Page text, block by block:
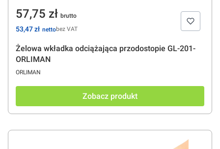
Żelowa wkładka odciążająca przodostopie GL-201-
ORLIMAN
PRODUCENT
ORLIMAN
Cena
57,75 zł
Cena
53,47 zł bez VAT
Zobacz produkt